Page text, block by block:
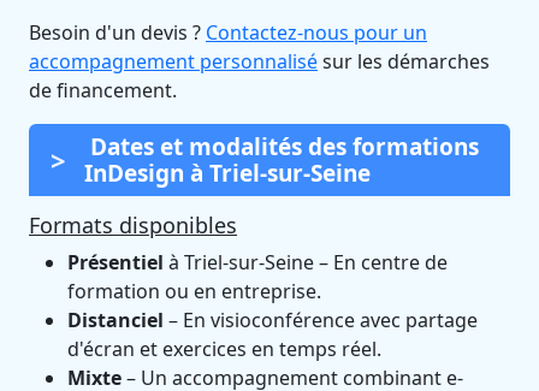
Besoin d'un devis ? Contactez-nous pour un
accompagnement personnalisésur les démarches
de financement.
Dates et modalités des formations
InDesign à Triel-sur-Seine
Formats disponibles
Présentiel à Triel-sur-Seine – En centre de
formation ou en entreprise.
Distanciel – En visioconférence avec partage
d'écran et exercices en temps réel.
Mixte– Un accompagnement combinant e-